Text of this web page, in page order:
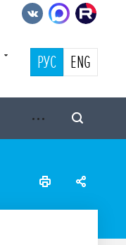
РУС ENG